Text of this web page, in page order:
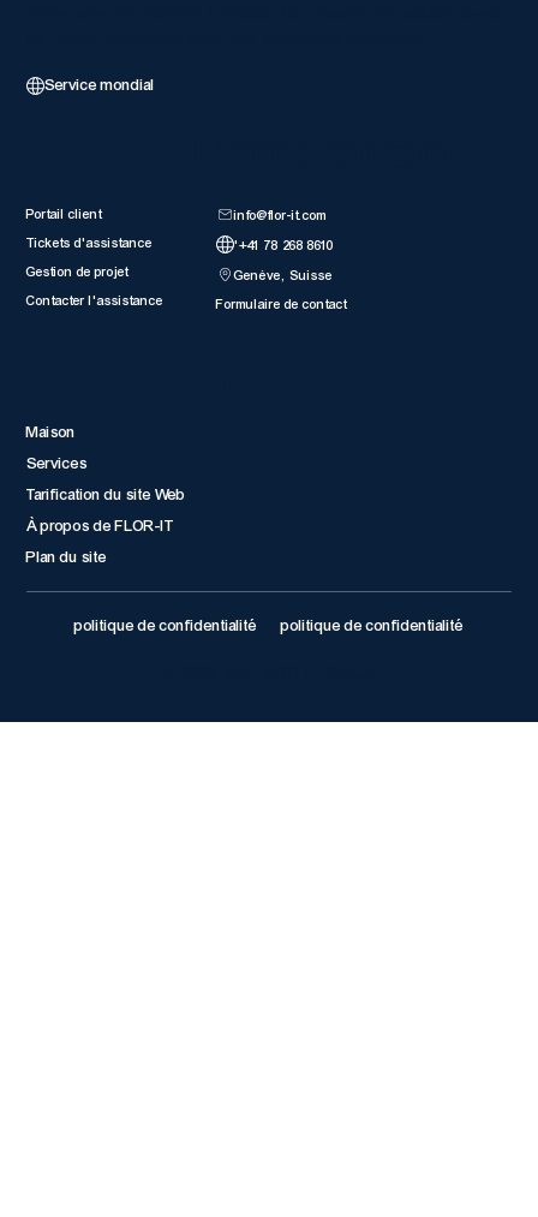
Service mondial
Portail client
Tickets d'assistance
Gestion de projet
Contacter l'assistance
info@flor-it.com
'+41 78 268 8610
Genève, Suisse
Formulaire de contact
Maison
Services
Tarification du site Web
À propos de FLOR-IT
Plan du site
politique de confidentialité politique de confidentialité